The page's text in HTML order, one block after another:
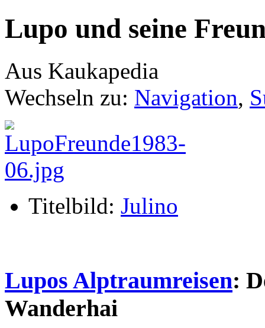
Lupo und seine
Aus Kaukapedia
Wechseln zu: Navigation,
Titelbild: Julino
Lupos Alptraumreisen:
Wanderhai